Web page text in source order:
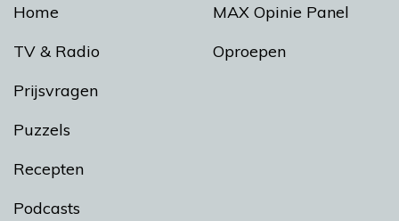
Home
TV & Radio
Prijsvragen
Puzzels
Recepten
Podcasts
MAX Opinie Panel
Oproepen